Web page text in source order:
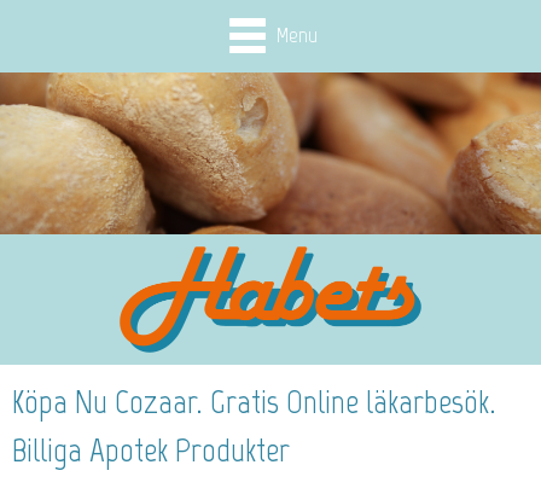
Menu
Köpa Nu Cozaar. Gratis Online läkarbesök.
Billiga Apotek Produkter